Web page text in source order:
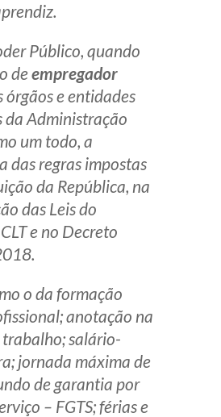
Público, quando
deempregador
órgãos e entidades
da Administração
um todo, a
das regras impostas
da República, na
das Leis do
e no Decreto
o da formação
anotação na
salário-
jornada máxima de
de garantia por
– FGTS; férias e